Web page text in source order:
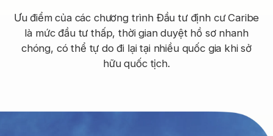
Ưu điểm của các chương trình Đầu tư định cư Caribe
là mức đầu tư thấp, thời gian duyệt hồ sơ nhanh
chóng, có thể tự do đi lại tại nhiều quốc gia khi sở
hữu quốc tịch.